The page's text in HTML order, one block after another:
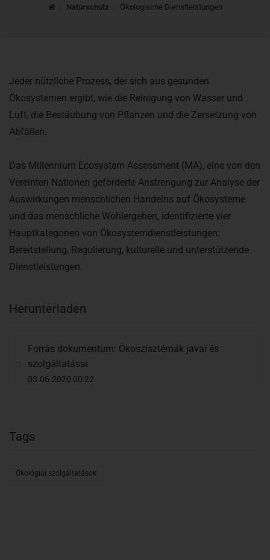
HomeNaturschutz Ökologische Dienstleistungen
Jeder nützliche Prozess, der sich aus gesunden
Ökosystemen ergibt, wie die Reinigung von Wasser und
Luft, die Bestäubung von Pflanzen und die Zersetzung von
Abfällen.
Das Millennium Ecosystem Assessment (MA), eine von den
Vereinten Nationen geförderte Anstrengung zur Analyse der
Auswirkungen menschlichen Handelns auf Ökosysteme
und das menschliche Wohlergehen, identifizierte vier
Hauptkategorien von Ökosystemdienstleistungen:
Bereitstellung, Regulierung, kulturelle und unterstützende
Dienstleistungen.
Herunterladen
Forrás dokumentum: Ökoszisztémák javai és
szolgáltatásai
03.06.2020 00:22
Tags
Ökológiai szolgáltatások